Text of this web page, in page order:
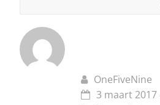
OneFiveNine
3 maart 2017